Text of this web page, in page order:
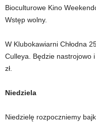
Bioculturowe Kino
Wstęp wolny.
W Klubokawiarni Chłodna
Culleya. Będzie nastrojowo
zł.
Niedziela
Niedzielę rozpoczniemy